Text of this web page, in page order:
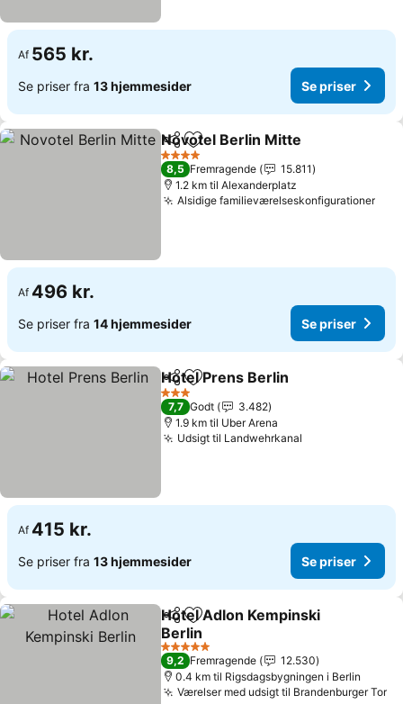
Af 565 kr.
Se priser fra 13 hjemmesider Se priser
Del Føj til favoritter
Novotel Berlin Mitte
4 Stjerner
8,5 Fremragende
15.811
1.2 km til Alexanderplatz
Alsidige familieværelseskonfigurationer
Af 496 kr.
Se priser fra 14 hjemmesider Se priser
Del Føj til favoritter
Hotel Prens Berlin
3 Stjerner
7,7 Godt
3.482
1.9 km til Uber Arena
Udsigt til Landwehrkanal
Af 415 kr.
Se priser fra 13 hjemmesider Se priser
Del Føj til favoritter
Hotel Adlon Kempinski
Berlin
5 Stjerner
9,2 Fremragende
12.530
0.4 km til Rigsdagsbygningen i Berlin
Værelser med udsigt til Brandenburger Tor